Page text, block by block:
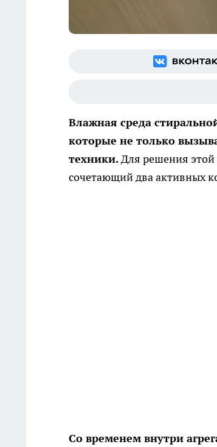
Влажная среда
которые не только
техники.Для решения
сочетающий два активных
Со временем внутри